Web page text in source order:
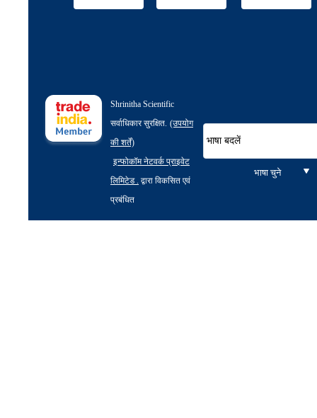
Shrinitha Scientific
सर्वाधिकार सुरक्षित. (उपयोग
की शर्तें)
इन्फोकॉम नेटवर्क प्राइवेट
लिमिटेड . द्वारा विकसित एवं
प्रबंधित
भाषा बदलें
भाषा चुने